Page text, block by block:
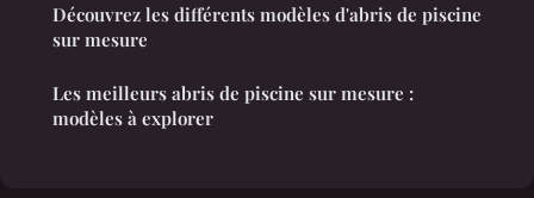
Découvrez les différents modèles d'abris de piscine
sur mesure
Les meilleurs abris de piscine sur mesure :
modèles à explorer